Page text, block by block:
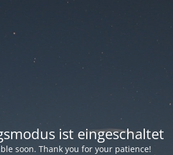
ist eingeschaltet
soon. Thank you for your patience!